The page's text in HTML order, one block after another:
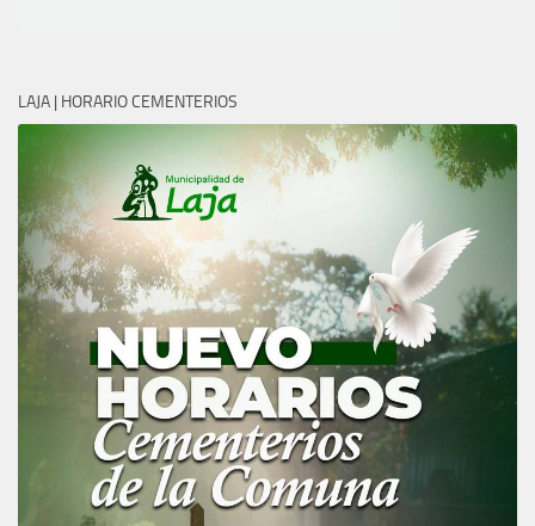
LAJA | HORARIO CEMENTERIOS